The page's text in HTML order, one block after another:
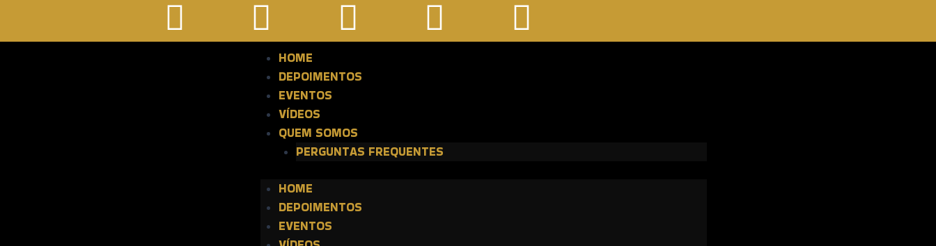
HOME
DEPOIMENTOS
EVENTOS
VÍDEOS
QUEM SOMOS
PERGUNTAS FREQUENTES
HOME
DEPOIMENTOS
EVENTOS